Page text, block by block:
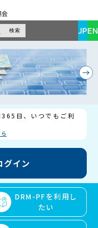
会
検索 JPEN
日、いつでもご利
グイン
DRM-PFを利用し
たい